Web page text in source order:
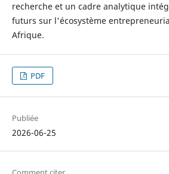
recherche et un cadre analytique
futurs sur l'écosystème
Afrique.
PDF
Publiée
2026-06-25